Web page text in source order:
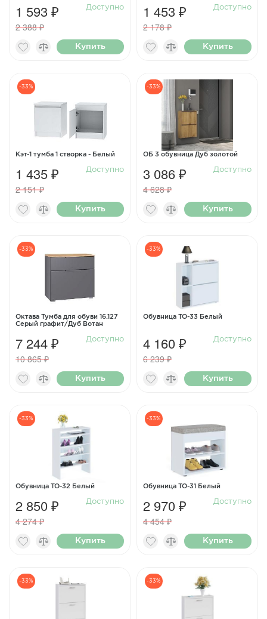
1 593 ₽
2 388 ₽
Доступно
Купить
1 453 ₽
2 178 ₽
Доступно
Купить
-33%
Кэт-1 тумба 1 створка - Белый
1 435 ₽
2 151 ₽
Доступно
Купить
-33%
ОБ 3 обувница Дуб золотой
3 086 ₽
4 628 ₽
Доступно
Купить
-33%
Октава Тумба для обуви 16.127
Серый графит/Дуб Вотан
7 244 ₽
10 865 ₽
Доступно
Купить
-33%
Обувница ТО-33 Белый
4 160 ₽
6 239 ₽
Доступно
Купить
-33%
Обувница ТО-32 Белый
2 850 ₽
4 274 ₽
Доступно
Купить
-33%
Обувница ТО-31 Белый
2 970 ₽
4 454 ₽
Доступно
Купить
-33% -33%